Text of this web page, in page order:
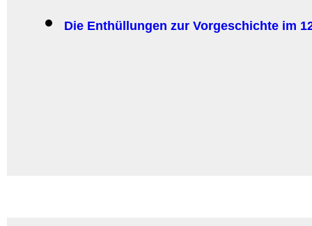
Die Enthüllungen zur Vorgeschichte im